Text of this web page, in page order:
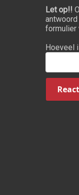
Let op!!
formulier
Hoeveel